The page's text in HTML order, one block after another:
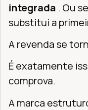
integrada . Ou
substitui a
A revenda se
É exatamente
comprova.
A marca